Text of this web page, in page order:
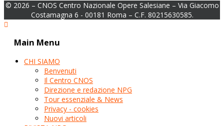
© 2026 – CNOS Centro Nazionale Opere Salesiane – Via Giacomo
Costamagna 6 - 00181 Roma – C.F. 80215630585.
Main Menu
CHI SIAMO
Benvenuti
Il Centro CNOS
Direzione e redazione NPG
Tour essenziale & News
Privacy - cookies
Nuovi articoli